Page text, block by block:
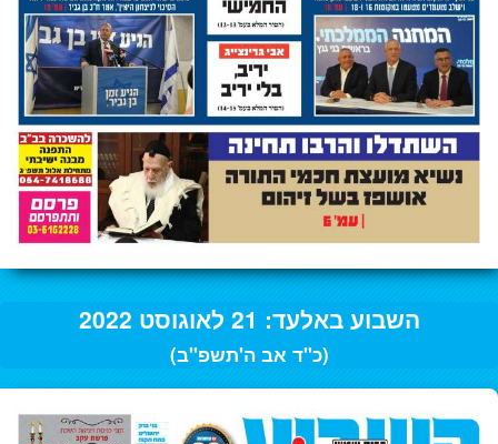
השבוע באלעד: 21 לאוגוסט 2022
(כ"ד אב ה'תשפ"ב)